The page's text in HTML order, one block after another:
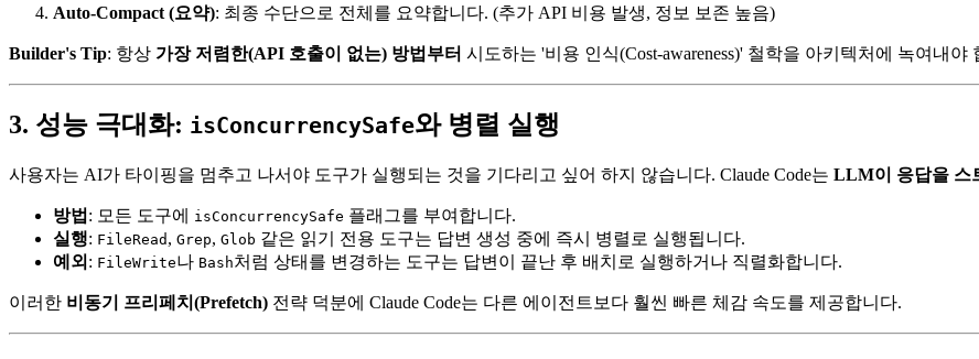
Auto-Compact (요약): 최종 수단으로 전체를 요약합니다. (추가 API 비용 발생, 정보 보존 높음)
Builder's Tip: 항상 가장 저렴한(API 호출이 없는) 방법부터 시도하는 '비용 인식(Cost-awareness)' 철학을 아키텍처에 녹여내야
3. 성능 극대화: isConcurrencySafe와 병렬 실행
사용자는 AI가 타이핑을 멈추고 나서야 도구가 실행되는 것을 기다리고 싶어 하지 않습니다. Claude Code는 LLM이 응답을 스
방법 : 모든 도구에 isConcurrencySafe 플래그를 부여합니다.
실행: FileRead , Grep, Glob 같은 읽기 전용 도구는 답변 생성 중에 즉시 병렬로 실행됩니다.
예외 : FileWrite나 Bash처럼 상태를 변경하는 도구는 답변이 끝난 후 배치로 실행하거나 직렬화합니다.
이러한 비동기 프리페치(Prefetch) 전략 덕분에 Claude Code는 다른 에이전트보다 훨씬 빠른 체감 속도를 제공합니다.